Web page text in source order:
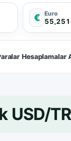
€ Euro
55,251
Hesaplamalar
USD/